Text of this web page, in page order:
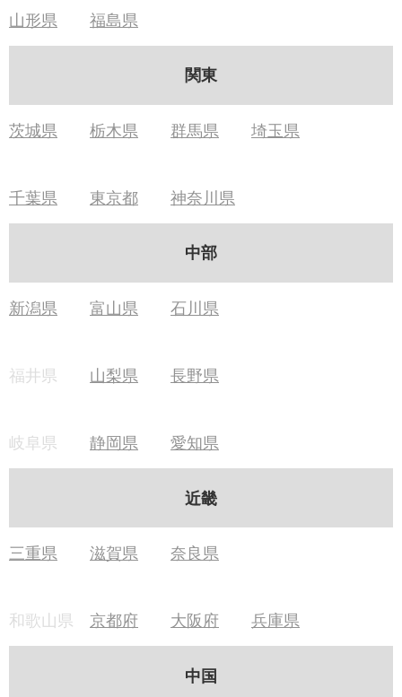
山形県 福島県
関東
茨城県 栃木県 群馬県 埼玉県
千葉県 東京都 神奈川県
中部
新潟県 富山県 石川県
福井県 山梨県 長野県
岐阜県 静岡県 愛知県
近畿
三重県 滋賀県 奈良県
和歌山県 京都府 大阪府 兵庫県
中国